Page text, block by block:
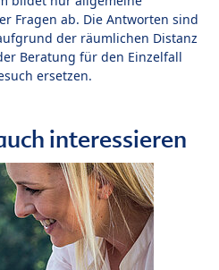
Fragen ab. Die Antworten sind
der räumlichen Distanz
Beratung für den Einzelfall
ersetzen.
interessieren